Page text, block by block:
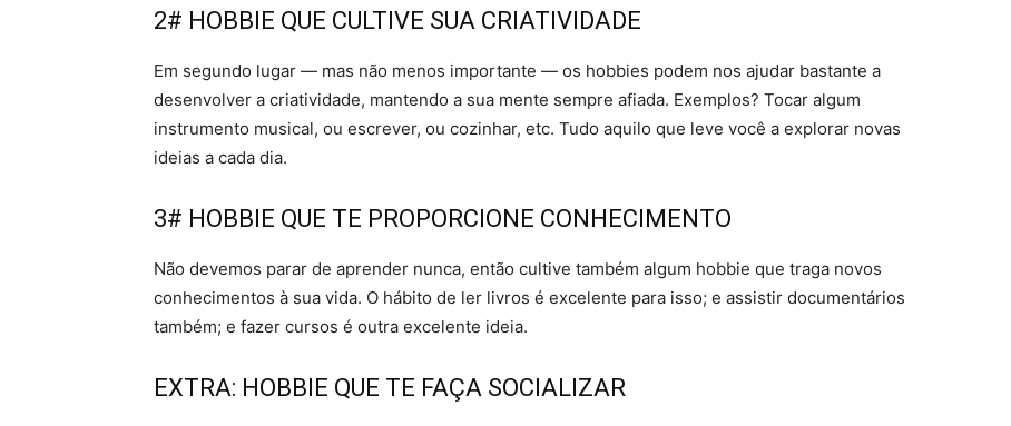
2# HOBBIE QUE CULTIVE SUA CRIATIVIDADE
Em segundo lugar — mas não menos importante — os hobbies podem nos ajudar bastante a
desenvolver a criatividade, mantendo a sua mente sempre afiada. Exemplos? Tocar algum
instrumento musical, ou escrever, ou cozinhar, etc. Tudo aquilo que leve você a explorar novas
ideias a cada dia.
3# HOBBIE QUE TE PROPORCIONE CONHECIMENTO
Não devemos parar de aprender nunca, então cultive também algum hobbie que traga novos
conhecimentos à sua vida. O hábito de ler livros é excelente para isso; e assistir documentários
também; e fazer cursos é outra excelente ideia.
EXTRA: HOBBIE QUE TE FAÇA SOCIALIZAR